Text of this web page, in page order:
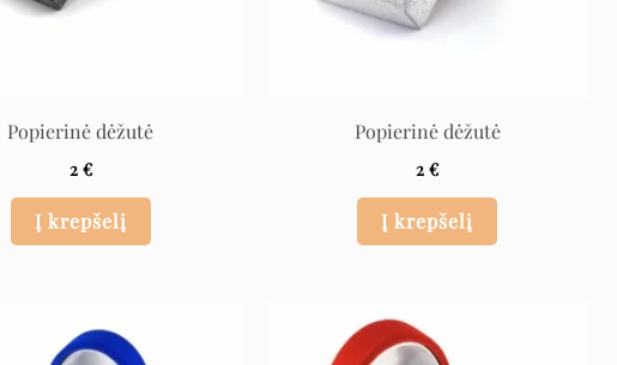
Popierinė dėžutė
2 €
Į krepšelį
Popierinė dėžutė
2€
Į krepšelį